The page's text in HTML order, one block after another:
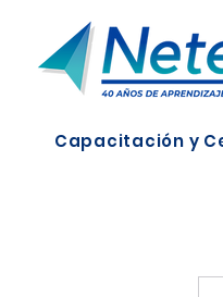
Capacitación y